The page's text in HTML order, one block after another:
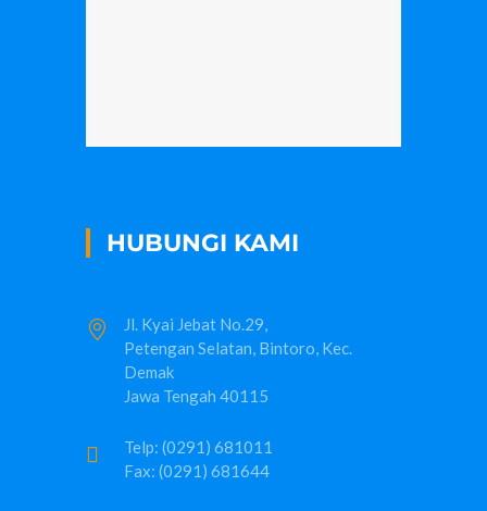
HUBUNGI KAMI
Jl. Kyai Jebat No.29,
Petengan Selatan, Bintoro, Kec.
Demak
Jawa Tengah 40115
Telp: (0291) 681011
Fax: (0291) 681644